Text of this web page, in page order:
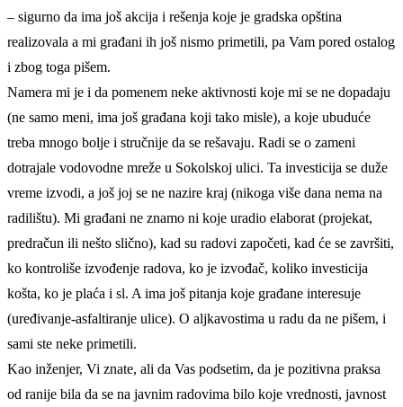
– sigurno da ima još akcija i rešenja koje je gradska opština
realizovala a mi građani ih još nismo primetili, pa Vam pored ostalog
i zbog toga pišem.
Namera mi je i da pomenem neke aktivnosti koje mi se ne dopadaju
(ne samo meni, ima još građana koji tako misle), a koje ubuduće
treba mnogo bolje i stručnije da se rešavaju. Radi se o zameni
dotrajale vodovodne mreže u Sokolskoj ulici. Ta investicija se duže
vreme izvodi, a još joj se ne nazire kraj (nikoga više dana nema na
radilištu). Mi građani ne znamo ni koje uradio elaborat (projekat,
predračun ili nešto slično), kad su radovi započeti, kad će se završiti,
ko kontroliše izvođenje radova, ko je izvođač, koliko investicija
košta, ko je plaća i sl. A ima još pitanja koje građane interesuje
(uređivanje-asfaltiranje ulice). O aljkavostima u radu da ne pišem, i
sami ste neke primetili.
Kao inženjer, Vi znate, ali da Vas podsetim, da je pozitivna praksa
od ranije bila da se na javnim radovima bilo koje vrednosti, javnost